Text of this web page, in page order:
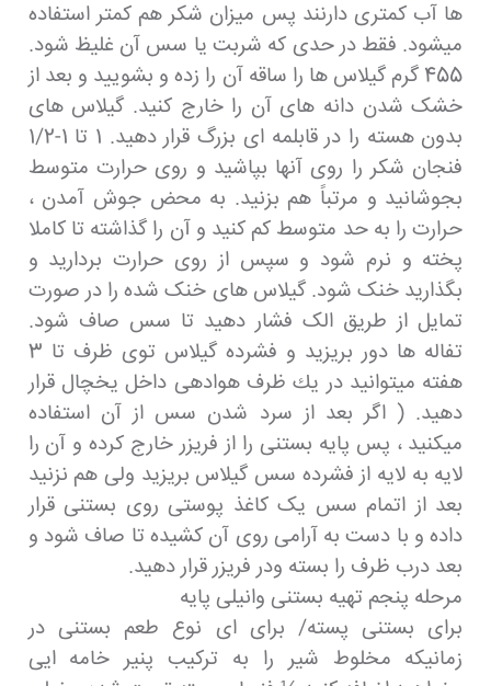
ها آب کمتری دارنند پس میزان شکر هم کمتر استفاده
میشود. فقط در حدی که شربت یا سس آن غلیظ شود.
455 گرم گیلاس ها را ساقه آن را زده و بشویید و بعد از
خشک شدن دانه های آن را خارج کنید. گیلاس های
بدون هسته را در قابلمه ای بزرگ قرار دهید. 1 تا 1-1/2
فنجان شکر را روی آنها بپاشید و روی حرارت متوسط
بجوشانید و مرتباً هم بزنید. به محض جوش آمدن ،
حرارت را به حد متوسط کم کنید و آن را گذاشته تا کاملا
پخته و نرم شود و سپس از روی حرارت بردارید و
بگذارید خنک شود. گیلاس های خنک شده را در صورت
تمایل از طریق الک فشار دهید تا سس صاف شود.
تفاله ها دور بریزید و فشرده گیلاس توی ظرف تا 3
هفته میتوانید در یك ظرف هوادهی داخل یخچال قرار
دهید. ( اگر بعد از سرد شدن سس از آن استفاده
میکنید ، پس پایه بستنی را از فریزر خارج کرده و آن را
لایه به لایه از فشرده سس گیلاس بریزید ولی هم نزنید
بعد از اتمام سس یک کاغذ پوستی روی بستنی قرار
داده و با دست به آرامی روی آن کشیده تا صاف شود و
بعد درب ظرف را بسته ودر فریزر قرار دهید.
مرحله پنجم تهیه بستنی وانیلی پایه
برای بستنی پسته/ برای ای نوع طعم بستنی در
زمانیکه مخلوط شیر را به ترکیب پنیر خامه ایی